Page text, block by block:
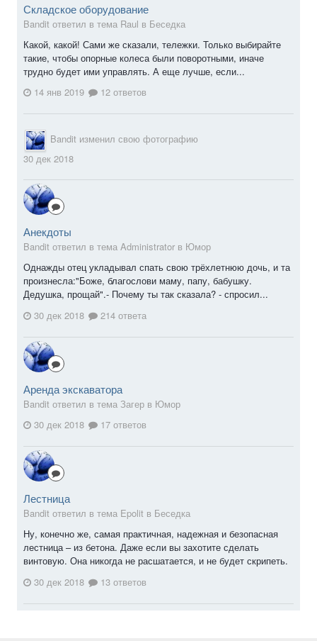
Складское оборудование
Bandit ответил в тема Raul в Беседка
Какой, какой! Сами же сказали, тележки. Только выбирайте
такие, чтобы опорные колеса были поворотными, иначе
трудно будет ими управлять. А еще лучше, если...
14 янв 2019
12 ответов
Bandit изменил свою фотографию
30 дек 2018
Анекдоты
Bandit ответил в тема Administrator в Юмор
Однажды отец укладывал спать свою трёхлетнюю дочь, и та
произнесла:"Боже, благослови маму, папу, бабушку.
Дедушка, прощай".- Почему ты так сказала? - спросил...
30 дек 2018
214 ответа
Аренда экскаватора
Bandit ответил в тема Загер в Юмор
30 дек 2018
17 ответов
Лестница
Bandit ответил в тема Epolit в Беседка
Ну, конечно же, самая практичная, надежная и безопасная
лестница – из бетона. Даже если вы захотите сделать
винтовую. Она никогда не расшатается, и не будет скрипеть.
30 дек 2018
13 ответов